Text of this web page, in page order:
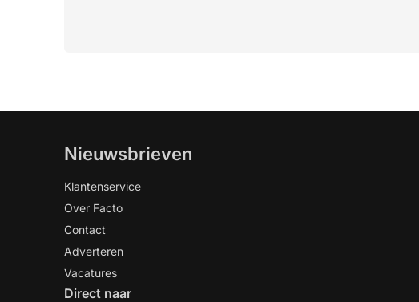
Nieuwsbrieven
Klantenservice
Over Facto
Contact
Adverteren
Vacatures
Direct naar